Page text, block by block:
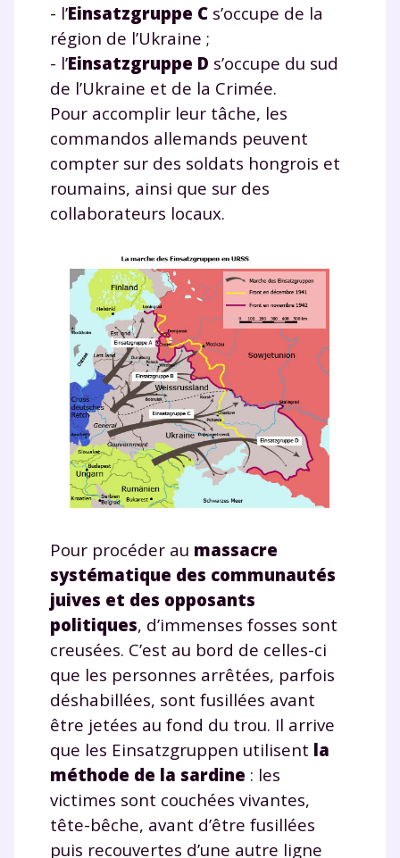
- l’Einsatzgruppe C s’occupe de la
région de l’Ukraine ;
- l’Einsatzgruppe D s’occupe du sud
de l’Ukraine et de la Crimée.
Pour accomplir leur tâche, les
commandos allemands peuvent
compter sur des soldats hongrois et
roumains, ainsi que sur des
collaborateurs locaux.
Pour procéder au massacre
systématique des communautés
juives et des opposants
politiques, d’immenses fosses sont
creusées. C’est au bord de celles-ci
que les personnes arrêtées, parfois
déshabillées, sont fusillées avant
être jetées au fond du trou. Il arrive
que les Einsatzgruppen utilisent la
méthode de la sardine : les
victimes sont couchées vivantes,
tête-bêche, avant d’être fusillées
puis recouvertes d’une autre ligne